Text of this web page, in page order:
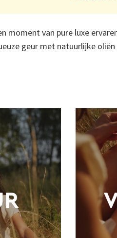
moment van pure luxe
geur met natuurlijke